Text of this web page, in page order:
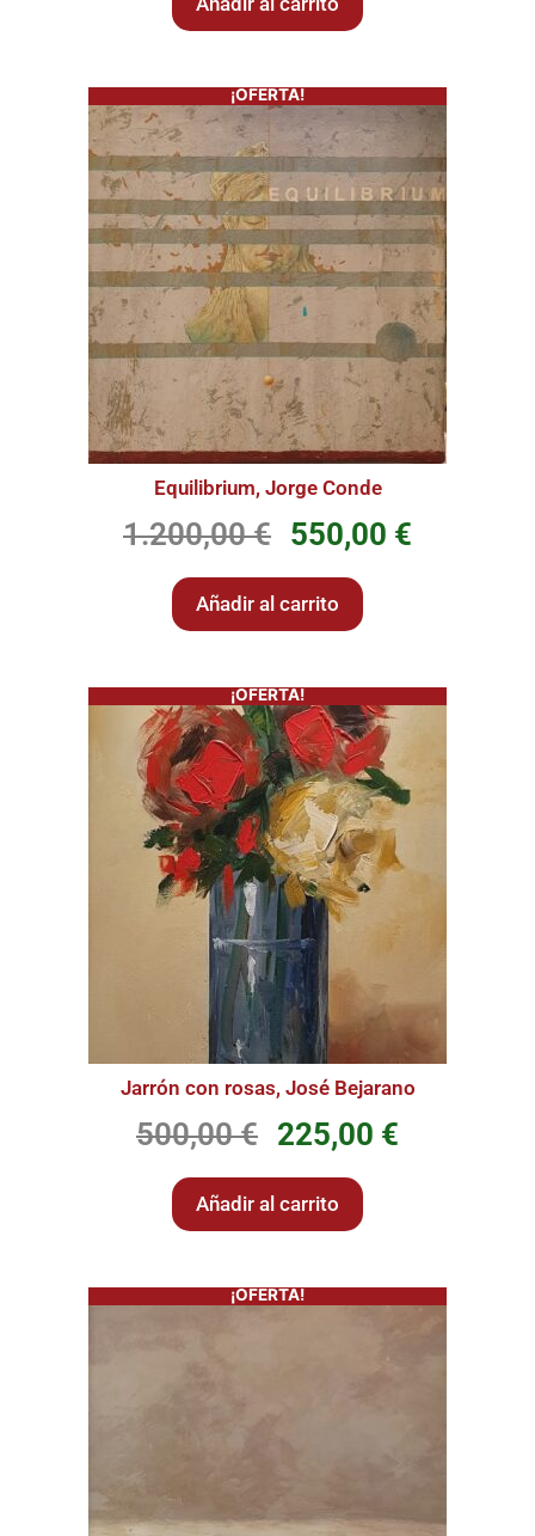
¡OFERTA!
Equilibrium, Jorge Conde
1.200,00€ 550,00 €
Añadir al carrito
¡OFERTA!
Jarrón con rosas, José Bejarano
500,00€ 225,00 €
Añadir al carrito
¡OFERTA!